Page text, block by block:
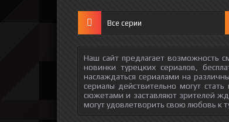
Все серии
Наш сайт предлагает возможность
новинки турецких сериалов,
наслаждаться сериалами на
сериалы действительно могут
сюжетами и заставляют зрителей
могут удовлетворить свою любовь к